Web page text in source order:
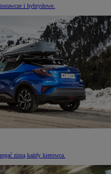
i hybrydowe.
zimą każdy kierowca.